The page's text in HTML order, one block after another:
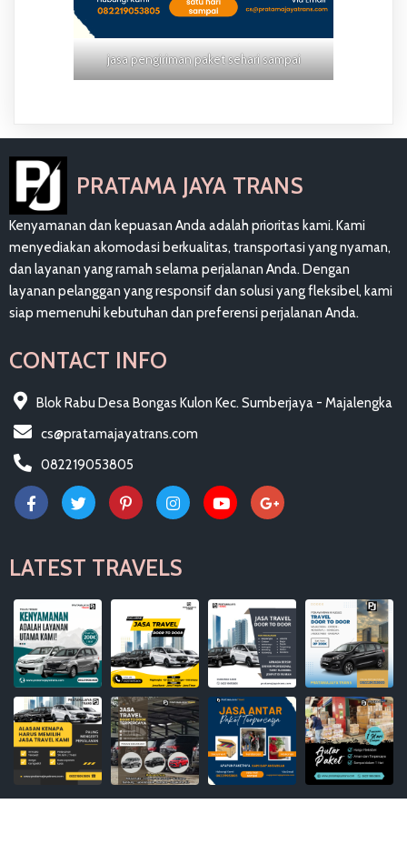
jasa pengiriman paket sehari sampai
PRATAMA JAYA TRANS
Kenyamanan dan kepuasan Anda adalah prioritas kami. Kami
menyediakan akomodasi berkualitas, transportasi yang nyaman,
dan layanan yang ramah selama perjalanan Anda. Dengan
layanan pelanggan yang responsif dan solusi yang fleksibel, kami
siap memenuhi kebutuhan dan preferensi perjalanan Anda.
CONTACT INFO
Blok Rabu Desa Bongas Kulon Kec. Sumberjaya - Majalengka
cs@pratamajayatrans.com
082219053805
LATEST TRAVELS